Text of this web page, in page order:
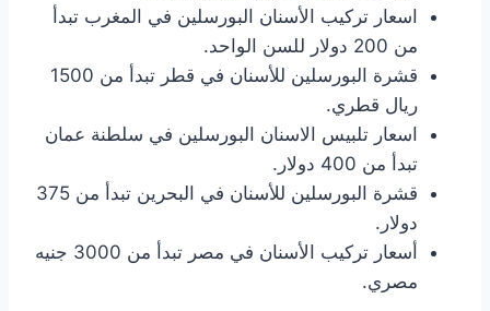
اسعار تركيب الأسنان البورسلين في المغرب تبدأ
من 200 دولار للسن الواحد.
قشرة البورسلين للأسنان في قطر تبدأ من 1500
ريال قطري.
اسعار تلبيس الاسنان البورسلين في سلطنة عمان
تبدأ من 400 دولار.
قشرة البورسلين للأسنان في البحرين تبدأ من 375
دولار.
أسعار تركيب الأسنان في مصر تبدأ من 3000 جنيه
مصري.